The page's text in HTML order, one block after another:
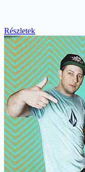
Részletek